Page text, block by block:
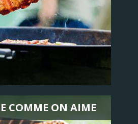
COMME ON AIME